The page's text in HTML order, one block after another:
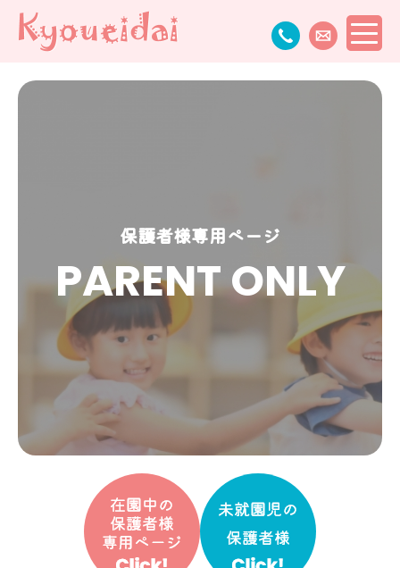
保護者様専用ページ
PARENT ONLY